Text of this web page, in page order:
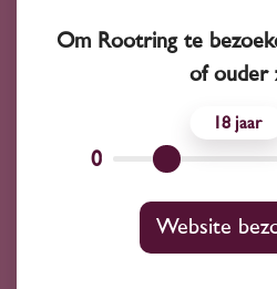
Tres Priors
12
Om Rootring te
of ouder
0
18
Website